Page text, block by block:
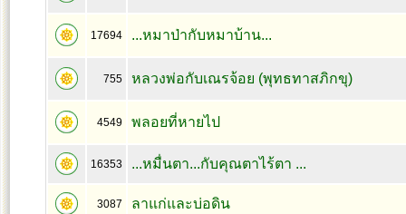
17694 ...หมาป่ากับหมาบ้าน...
755 หลวงพ่อกับเณรจ้อย (พุทธทาสภิกขุ)
4549 พลอยที่หายไป
16353 ...หมื่นตา...กับคุณตาไร้ตา ...
3087 ลาแก่และบ่อดิน